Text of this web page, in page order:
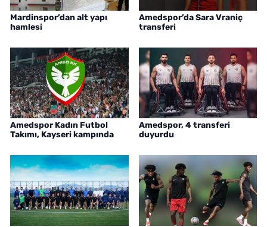
Mardinspor’dan alt yapı
hamlesi
Amedspor’da Sara Vraniç
transferi
Amedspor Kadın Futbol
Takımı, Kayseri kampında
Amedspor, 4 transferi
duyurdu